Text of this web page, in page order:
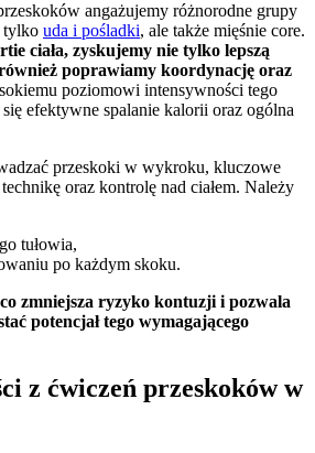
angażujemy różnorodne grupy
tylko uda i pośladki, ale także mięśnie core.
ciała, zyskujemy nie tylko lepszą
poprawiamy koordynację oraz
poziomowi intensywności tego
efektywne spalanie kalorii oraz ogólna
przeskoki w wykroku, kluczowe
oraz kontrolę nad ciałem. Należy
tułowia,
po każdym skoku.
zmniejsza ryzyko kontuzji i pozwala
potencjał tego wymagającego
z ćwiczeń przeskoków w